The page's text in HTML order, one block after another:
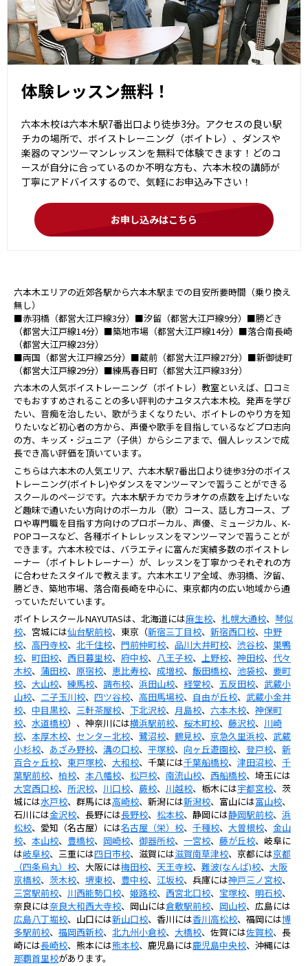
体験レッスン無料！
六本木校は六本木駅7番出口より徒歩3分。アクセスの良い駅
チカの場所で、ボイストレーニング（ボイトレ）、ダンスや
楽器のマンツーマンレッスンを無料で体験できます！どのコ
ースが自分に合っているのか不明な方も、六本木校の講師が
丁寧にアドバイスするので、気軽にお申込み下さい！
お申し込みはこちら
六本木エリアの近郊各駅から六本木駅までの目安所要時間（乗り換え
無し）
■赤羽橋（都営大江戸線3分）■汐留（都営大江戸線9分）■勝どき
（都営大江戸線14分）■築地市場（都営大江戸線14分）■落合南長崎
（都営大江戸線23分）
■両国（都営大江戸線25分）■蔵前（都営大江戸線27分）■新御徒町
（都営大江戸線29分）■練馬春日町（都営大江戸線33分）
六本木の人気ボイストレーニング（ボイトレ）教室といえば、口コミ
でもおすすめされることの多い評判のナユタス六本木校。発声を学び
たい、音痴を治したい、歌がうまくなりたい、ボイトレのやり方を知
りたいなど初心者の方から、声優や歌手を目指しているなどプロ志向
の方、キッズ・ジュニア（子供）からシニアまで、個人レッスンで成
長でき高い評価を頂いています。
こちらは六本木の人気エリア、六本木駅7番出口より徒歩3分のボイス
トレーニング(ボイトレ)やダンスをマンツーマンで習うことができる
スクールのページです。六本木駅チカでカラオケの点数を上げたいな
ど趣味で通いたい方向けのボーカル（歌）コース、話し方コース、プ
ロや専門職を目指す方向けのプロボーカル、声優、ミュージカル、K-
POPコースなど、各種ボイトレレッスンをマンツーマンで習うことが
できます。六本木校では、バラエティに富んだ実績多数のボイストレ
ーナー（ボイトレトレーナー）が、レッスンを丁寧かつそれぞれの方
に合わせたスタイルで教えます。六本木エリア全域、赤羽橋、汐留、
勝どき、築地市場、落合南長崎を中心に、東京都内の広い地域から通
っていただいています。
ボイトレスクールNAYUTASは、北海道には麻生校、 札幌大通校、 琴似
校、宮城には仙台駅前校、東京（新宿三丁目校、 新宿西口校、 中野
校、 高円寺校、 北千住校、 門前仲町校、 品川大井町校、 渋谷校、 巣鴨
校、 町田校、 西日暮里校、 府中校、 八王子校、 上野校、 神田校、 代々
木校、 蒲田校、 原宿校、 恵比寿校、 成増校、 飯田橋校、 池袋校、 要町
校、 大山校、 練馬校、 調布校、 浜田山校、 経堂校、 五反田校、 武蔵小
山校、 二子玉川校、 四ツ谷校、 高田馬場校、 自由が丘校、 武蔵小金井
校、 中目黒校、 三軒茶屋校、 下北沢校、 月島校、 六本木校、 神保町
校、 水道橋校）、神奈川には横浜駅前校、 桜木町校、 藤沢校、 川崎
校、 本厚木校、 センター北校、 鷺沼校、 鶴見校、 京急久里浜校、 武蔵
小杉校、 あざみ野校、 溝の口校、 平塚校、 向ヶ丘遊園校、 登戸校、 新
百合ヶ丘校、 東戸塚校、 大和校、千葉には千葉船橋校、 津田沼校、 千
葉駅前校、 柏校、 本八幡校、 松戸校、 南流山校、 西船橋校、埼玉には
大宮西口校、 所沢校、 川口校、 蕨校、 川越校、栃木には宇都宮校、茨
城には水戸校、群馬には高崎校、新潟には新潟校、富山には富山校、
石川には金沢校、長野には長野校、 松本校、静岡には静岡駅前校、 浜
松校、愛知（名古屋）には名古屋（栄）校、 千種校、 大曽根校、 金山
校、 本山校、 豊橋校、 岡崎校、 御器所校、 一宮校、 藤が丘校、岐阜に
は岐阜校、三重には四日市校、滋賀には滋賀南草津校、京都には京都
（四条烏丸）校、大阪には梅田校、 天王寺校、 難波(なんば)校、 大阪
京橋校、 茨木校、 堺東校、 豊中校、 江坂校、兵庫には神戸三ノ宮校、
三宮駅前校、 川西能勢口校、 姫路校、 西宮北口校、 宝塚校、 明石校、
奈良には奈良大和西大寺校、岡山には倉敷駅前校、 岡山校、広島には
広島八丁堀校、山口には新山口校、香川には香川高松校、福岡には博
多駅前校、 福岡西新校、 北九州小倉校、 大橋校、佐賀には佐賀校、長
崎には長崎校、熊本には熊本校、鹿児島には鹿児島中央校、沖縄には
那覇首里校があります。